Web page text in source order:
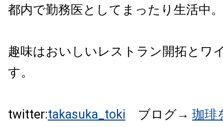
都内で勤務医としてまったり生活中。
趣味はおいしいレストラン開拓とワ
す。
twitter:takasuka_toki ブログ→ 珈琲